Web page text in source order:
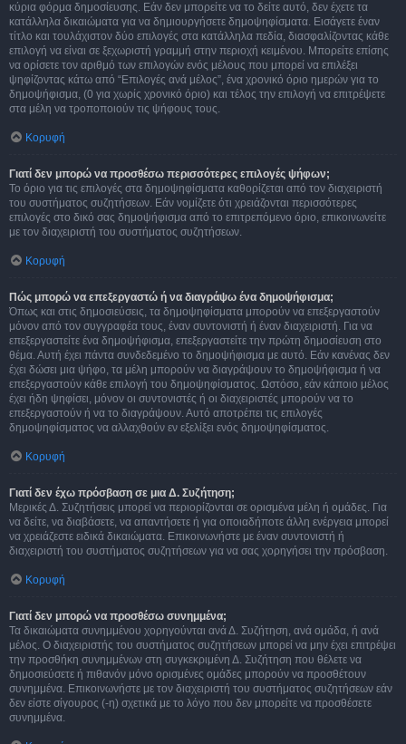
κύρια φόρμα δημοσίευσης. Εάν δεν μπορείτε να το δείτε αυτό, δεν έχετε τα
κατάλληλα δικαιώματα για να δημιουργήσετε δημοψηφίσματα. Εισάγετε έναν
τίτλο και τουλάχιστον δύο επιλογές στα κατάλληλα πεδία, διασφαλίζοντας κάθε
επιλογή να είναι σε ξεχωριστή γραμμή στην περιοχή κειμένου. Μπορείτε επίσης
να ορίσετε τον αριθμό των επιλογών ενός μέλους που μπορεί να επιλέξει
ψηφίζοντας κάτω από “Επιλογές ανά μέλος”, ένα χρονικό όριο ημερών για το
δημοψήφισμα, (0 για χωρίς χρονικό όριο) και τέλος την επιλογή να επιτρέψετε
στα μέλη να τροποποιούν τις ψήφους τους.
Κορυφή
Γιατί δεν μπορώ να προσθέσω περισσότερες επιλογές ψήφων;
Το όριο για τις επιλογές στα δημοψηφίσματα καθορίζεται από τον διαχειριστή
του συστήματος συζητήσεων. Εάν νομίζετε ότι χρειάζονται περισσότερες
επιλογές στο δικό σας δημοψήφισμα από το επιτρεπόμενο όριο, επικοινωνείτε
με τον διαχειριστή του συστήματος συζητήσεων.
Κορυφή
Πώς μπορώ να επεξεργαστώ ή να διαγράψω ένα δημοψήφισμα;
Όπως και στις δημοσιεύσεις, τα δημοψηφίσματα μπορούν να επεξεργαστούν
μόνον από τον συγγραφέα τους, έναν συντονιστή ή έναν διαχειριστή. Για να
επεξεργαστείτε ένα δημοψήφισμα, επεξεργαστείτε την πρώτη δημοσίευση στο
θέμα. Αυτή έχει πάντα συνδεδεμένο το δημοψήφισμα με αυτό. Εάν κανένας δεν
έχει δώσει μια ψήφο, τα μέλη μπορούν να διαγράψουν το δημοψήφισμα ή να
επεξεργαστούν κάθε επιλογή του δημοψηφίσματος. Ωστόσο, εάν κάποιο μέλος
έχει ήδη ψηφίσει, μόνον οι συντονιστές ή οι διαχειριστές μπορούν να το
επεξεργαστούν ή να το διαγράψουν. Αυτό αποτρέπει τις επιλογές
δημοψηφίσματος να αλλαχθούν εν εξελίξει ενός δημοψηφίσματος.
Κορυφή
Γιατί δεν έχω πρόσβαση σε μια Δ. Συζήτηση;
Μερικές Δ. Συζητήσεις μπορεί να περιορίζονται σε ορισμένα μέλη ή ομάδες. Για
να δείτε, να διαβάσετε, να απαντήσετε ή για οποιαδήποτε άλλη ενέργεια μπορεί
να χρειάζεστε ειδικά δικαιώματα. Επικοινωνήστε με έναν συντονιστή ή
διαχειριστή του συστήματος συζητήσεων για να σας χορηγήσει την πρόσβαση.
Κορυφή
Γιατί δεν μπορώ να προσθέσω συνημμένα;
Τα δικαιώματα συνημμένου χορηγούνται ανά Δ. Συζήτηση, ανά ομάδα, ή ανά
μέλος. Ο διαχειριστής του συστήματος συζητήσεων μπορεί να μην έχει επιτρέψει
την προσθήκη συνημμένων στη συγκεκριμένη Δ. Συζήτηση που θέλετε να
δημοσιεύσετε ή πιθανόν μόνο ορισμένες ομάδες μπορούν να προσθέτουν
συνημμένα. Επικοινωνήστε με τον διαχειριστή του συστήματος συζητήσεων εάν
δεν είστε σίγουρος (-η) σχετικά με το λόγο που δεν μπορείτε να προσθέσετε
συνημμένα.